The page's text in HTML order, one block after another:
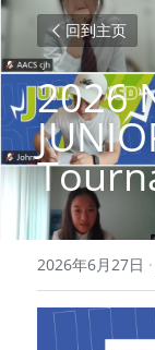
回到主页
2026
2026年6月27日 ·